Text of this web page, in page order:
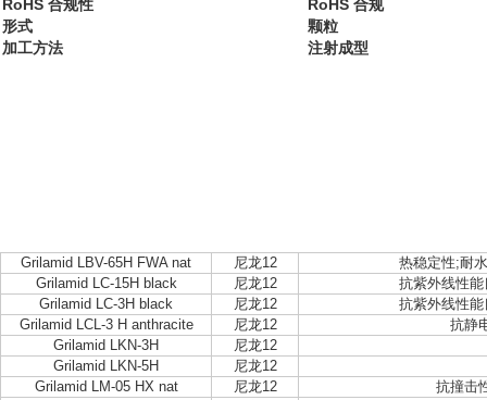
RoHS 合规性
RoHS 合规
形式
颗粒
加工方法
注射成型
Grilamid LBV-65H FWA nat 尼龙12
热稳定性;耐
Grilamid LC-15H black
尼龙12
抗紫外线性
Grilamid LC-3H black
尼龙12
抗紫外线性
Grilamid LCL-3 H anthracite
尼龙12
抗静
Grilamid LKN-3H
尼龙12
Grilamid LKN-5H
尼龙12
Grilamid LM-05 HX nat
尼龙12
抗撞击